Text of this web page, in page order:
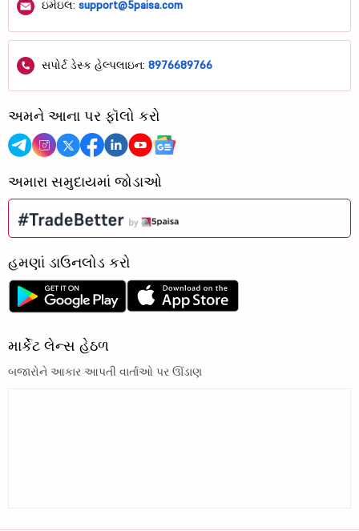
ઇમેઇલ: support@5paisa.com
સપોર્ટ ડેસ્ક હેલ્પલાઇન: 8976689766
અમને આના પર ફૉલો કરો
અમારા સમુદાયમાં જોડાઓ
હમણાં ડાઉનલોડ કરો
માર્કેટ લેન્સ હેઠળ
બજારોને આકાર આપતી વાર્તાઓ પર ઊંડાણ